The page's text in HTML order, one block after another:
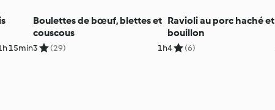
15min
Boulettes de bœuf, blettes et
couscous
3 (29) 1h
Ravioli au porc haché et
bouillon
4 (6)